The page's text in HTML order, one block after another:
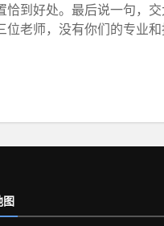
到好处。最后说一句，
位老师，没有你们的专业
图